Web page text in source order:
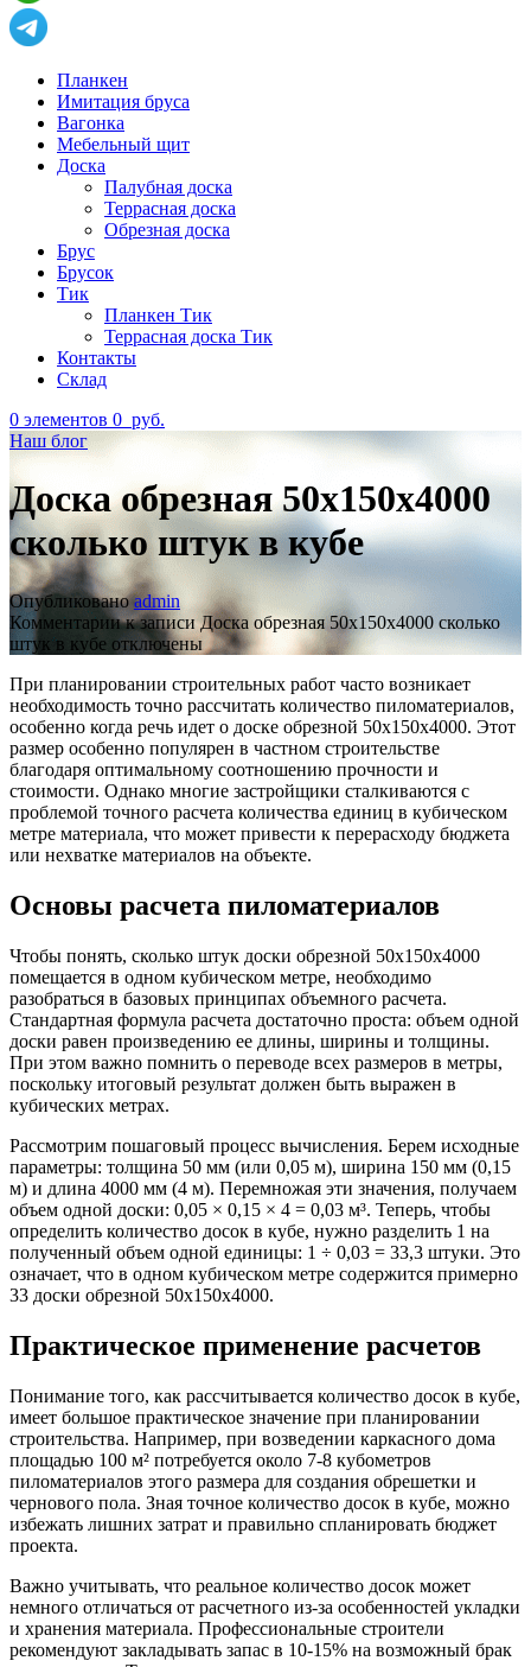
Планкен
Имитация бруса
Вагонка
Мебельный щит
Доска
Палубная доска
Террасная доска
Обрезная доска
Брус
Брусок
Тик
Планкен Тик
Террасная доска Тик
Контакты
Склад
0 элементов 0 руб.
Наш блог
Доска обрезная 50х150х4000
сколько штук в кубе
Опубликовано admin
Комментариик записи Доска обрезная 50х150х4000 сколько
штук в кубе отключены
При планировании строительных работ часто возникает
необходимость точно рассчитать количество пиломатериалов,
особенно когда речь идет о доске обрезной 50х150х4000. Этот
размер особенно популярен в частном строительстве
благодаря оптимальному соотношению прочности и
стоимости. Однако многие застройщики сталкиваются с
проблемой точного расчета количества единиц в кубическом
метре материала, что может привести к перерасходу бюджета
или нехватке материалов на объекте.
Основы расчета пиломатериалов
Чтобы понять, сколько штук доски обрезной 50х150х4000
помещается в одном кубическом метре, необходимо
разобраться в базовых принципах объемного расчета.
Стандартная формула расчета достаточно проста: объем одной
доски равен произведению ее длины, ширины и толщины.
При этом важно помнить о переводе всех размеров в метры,
поскольку итоговый результат должен быть выражен в
кубических метрах.
Рассмотрим пошаговый процесс вычисления. Берем исходные
параметры: толщина 50 мм (или 0,05 м), ширина 150 мм (0,15
м) и длина 4000 мм (4 м). Перемножая эти значения, получаем
объем одной доски: 0,05 × 0,15 × 4 = 0,03 м³. Теперь, чтобы
определить количество досок в кубе, нужно разделить 1 на
полученный объем одной единицы: 1 ÷ 0,03 = 33,3 штуки. Это
означает, что в одном кубическом метре содержится примерно
33 доски обрезной 50х150х4000.
Практическое применение расчетов
Понимание того, как рассчитывается количество досок в кубе,
имеет большое практическое значение при планировании
строительства. Например, при возведении каркасного дома
площадью 100 м² потребуется около 7-8 кубометров
пиломатериалов этого размера для создания обрешетки и
чернового пола. Зная точное количество досок в кубе, можно
избежать лишних затрат и правильно спланировать бюджет
проекта.
Важно учитывать, что реальное количество досок может
немного отличаться от расчетного из-за особенностей укладки
и хранения материала. Профессиональные строители
рекомендуют закладывать запас в 10-15% на возможный брак